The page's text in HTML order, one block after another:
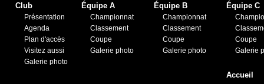
09/08/2016
20/08/2016
08/10/2016
19/11/2016
10/01/2017
Club
Présentation
Agenda
Plan d'accès
Visitez aussi
Galerie photo
Équipe A
Championnat
Classement
Coupe
Galerie photo
Équipe B
Championnat
Classement
Coupe
Galerie photo
Équipe C
Coupe
Galerie
Accueil